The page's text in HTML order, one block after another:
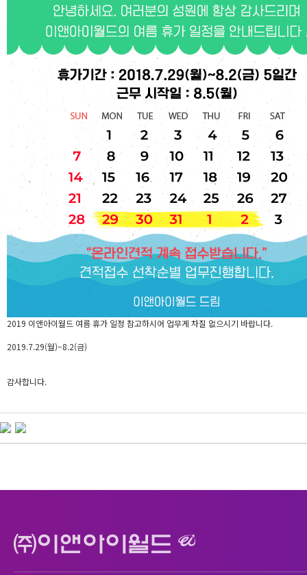
2019 이앤아이월드 여름 휴가 일정 참고하시어 업무게 차질 없으시기 바랍니다.
2019.7.29(월)~8.2(금)
감사합니다.